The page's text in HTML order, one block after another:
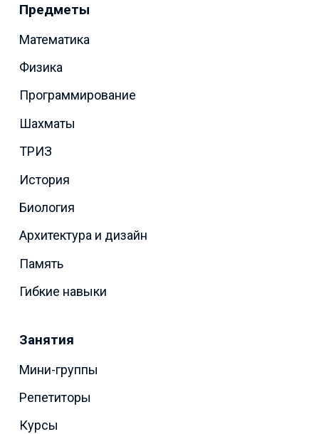
Предметы
Математика
Физика
Программирование
Шахматы
ТРИЗ
История
Биология
Архитектура и дизайн
Память
Гибкие навыки
Занятия
Мини-группы
Репетиторы
Курсы